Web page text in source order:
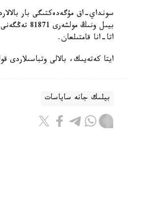
سونداي-اق مۇگەدەكتىگى بار
اتا-انا قامتىلعان.
ايتا كەتەيىك، بالالى وتباسىلاردى قولداۋعا بيىل 974
بيلىك جانە ساياسات